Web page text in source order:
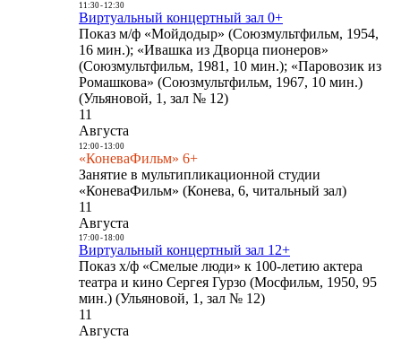
11:30- 12:30
Виртуальный концертный зал 0+
Показ м/ф «Мойдодыр» (Союзмультфильм, 1954,
16 мин.); «Ивашка из Дворца пионеров»
(Союзмультфильм, 1981, 10 мин.); «Паровозик из
Ромашкова» (Союзмультфильм, 1967, 10 мин.)
(Ульяновой, 1, зал № 12)
11
Августа
12:00- 13:00
«КоневаФильм» 6+
Занятие в мультипликационной студии
«КоневаФильм» (Конева, 6, читальный зал)
11
Августа
17:00- 18:00
Виртуальный концертный зал 12+
Показ х/ф «Смелые люди» к 100-летию актера
театра и кино Сергея Гурзо (Мосфильм, 1950, 95
мин.) (Ульяновой, 1, зал № 12)
11
Августа